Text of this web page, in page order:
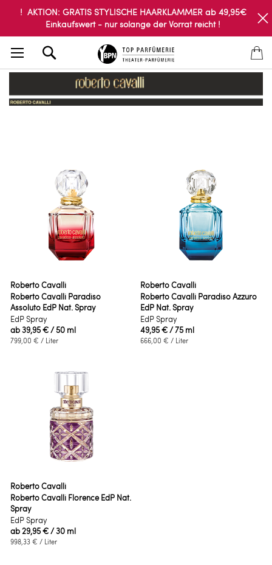
! AKTION: GRATIS STYLISCHE HAARKLAMMER ab 49,95€
Einkaufswert - nur solange der Vorrat reicht !
Roberto Cavalli
Roberto Cavalli Paradiso
Assoluto EdP Nat. Spray
EdP Spray
ab39,95 €/ 50 ml
799,00 € / Liter
Roberto Cavalli
Roberto Cavalli Paradiso Azzuro
EdP Nat. Spray
EdP Spray
49,95 €/ 75 ml
666,00 € / Liter
Roberto Cavalli
Roberto Cavalli Florence EdP Nat.
Spray
EdP Spray
ab29,95 €/ 30 ml
998,33 € / Liter